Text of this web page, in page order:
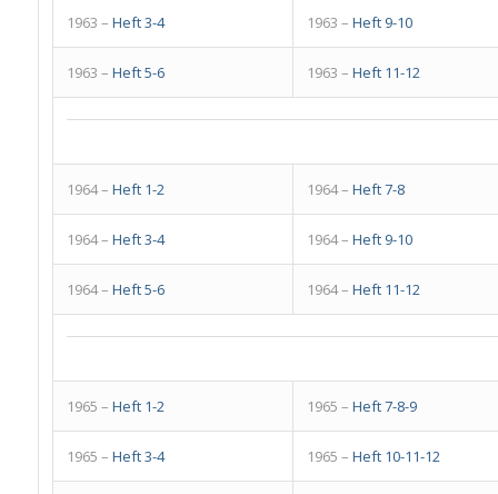
1963 – Heft 3-4 1963 – Heft 9-10
1963 – Heft 5-6 1963 – Heft 11-12
1964 – Heft 1-2 1964 – Heft 7-8
1964 – Heft 3-4 1964 – Heft 9-10
1964 – Heft 5-6 1964 – Heft 11-12
1965 – Heft 1-2 1965 – Heft 7-8-9
1965 – Heft 3-4 1965 – Heft 10-11-12